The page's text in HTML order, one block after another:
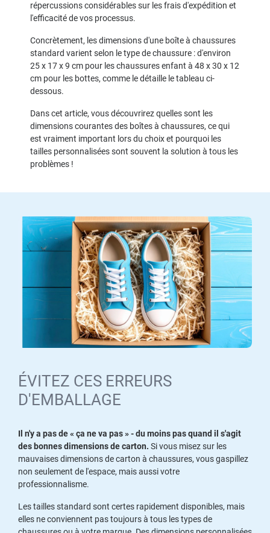
répercussions considérables sur les frais d'expédition et
l'efficacité de vos processus.
Concrètement, les dimensions d'une boîte à chaussures
standard varient selon le type de chaussure : d'environ
25 x 17 x 9 cm pour les chaussures enfant à 48 x 30 x 12
cm pour les bottes, comme le détaille le tableau ci-
dessous.
Dans cet article, vous découvrirez quelles sont les
dimensions courantes des boîtes à chaussures, ce qui
est vraiment important lors du choix et pourquoi les
tailles personnalisées sont souvent la solution à tous les
problèmes !
ÉVITEZ CES ERREURS
D'EMBALLAGE
Il n'y a pas de « ça ne va pas » - du moins pas quand il s'agit
des bonnes dimensions de carton. Si vous misez sur les
mauvaises dimensions de carton à chaussures, vous gaspillez
non seulement de l'espace, mais aussi votre
professionnalisme.
Les tailles standard sont certes rapidement disponibles, mais
elles ne conviennent pas toujours à tous les types de